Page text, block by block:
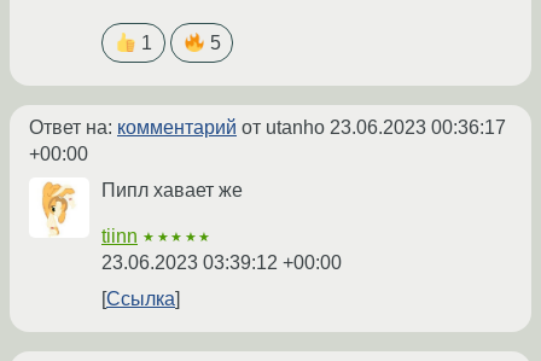
1 5
Ответ на: комментарий от utanho 23.06.2023 00:36:17
+00:00
Пипл хавает же
tiinn ★★★★★
23.06.2023 03:39:12 +00:00
Ссылка